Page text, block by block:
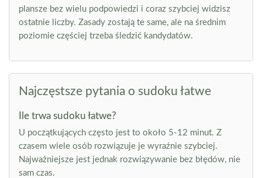
plansze bez wielu podpowiedzi i coraz szybciej widzisz
ostatnie liczby. Zasady zostają te same, ale na średnim
poziomie częściej trzeba śledzić kandydatów.
Najczęstsze pytania o sudoku łatwe
Ile trwa sudoku łatwe?
U początkujących często jest to około 5-12 minut. Z
czasem wiele osób rozwiązuje je wyraźnie szybciej.
Najważniejsze jest jednak rozwiązywanie bez błędów, nie
sam czas.